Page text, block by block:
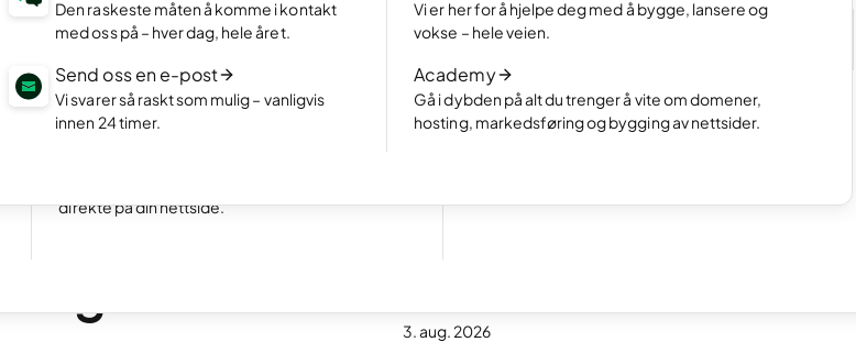
Den raskeste måten å komme i kontakt
med oss på – hver dag, hele året.
Send oss en e-post
Vi svarer så raskt som mulig – vanligvis
innen 24 timer.
Vi er her for å hjelpe deg med å bygge, lansere og
vokse – hele veien.
Academy
Gå i dybden på alt du trenger å vite om domener,
hosting, markedsføring og bygging av nettsider.
Vis frem ditt beste arbeid med en tiltalende
Nettbutikk
Sett opp din nettbutikk og få inn salg.
direkte på din nettside.
Les artikkelen
Slik fungerer AI-basert nettsidebygging
Les artikkelen
3. aug. 2026